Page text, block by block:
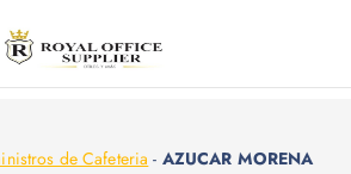
de Cafeteria - AZUCAR MORENA